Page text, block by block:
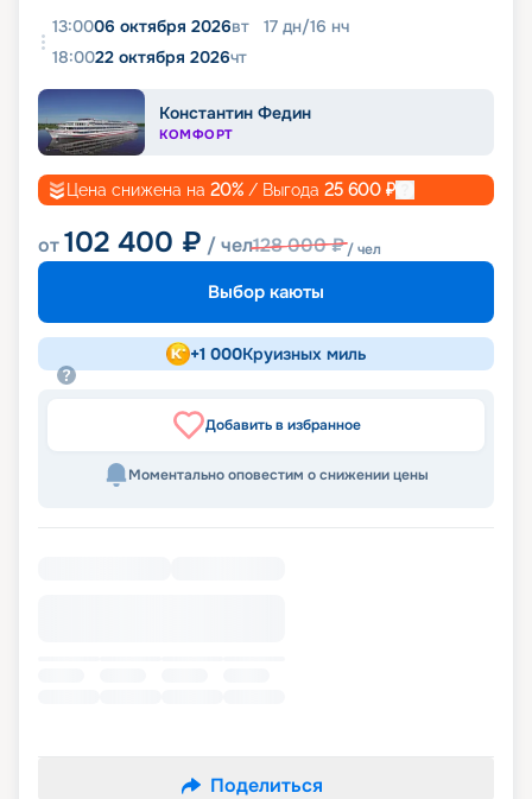
13:0006 октября 2026вт 17 дн/16 нч
18:0022 октября 2026чт
Константин Федин
КОМФОРТ
Цена снижена на 20% / Выгода 25 600 ₽
от102 400 ₽ / чел128 000₽/ чел
Выбор каюты
+1 000Круизных миль
Добавить в избранное
Моментально оповестим о снижении цены
Поделиться